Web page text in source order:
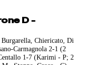
D -
Burgarella, Chiericato, Di
Carmagnola 2-1 (2
1-7 (Karimi - P; 2